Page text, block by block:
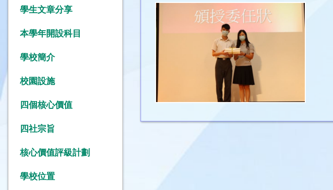
學生文章分享
本學年開設科目
學校簡介
校園設施
四個核心價值
四社宗旨
核心價值評級計劃
學校位置